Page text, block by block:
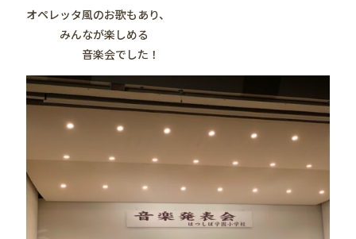
オペレッタ風のお歌もあり、
みんなが楽しめる
音楽会でした！